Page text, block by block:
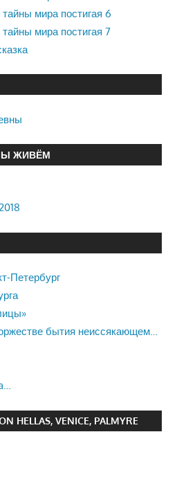
мира постигая 6
мира постигая 7
ЖИВЁМ
Петербург
бытия неиссякающем…
HELLAS, VENICE, PALMYRE